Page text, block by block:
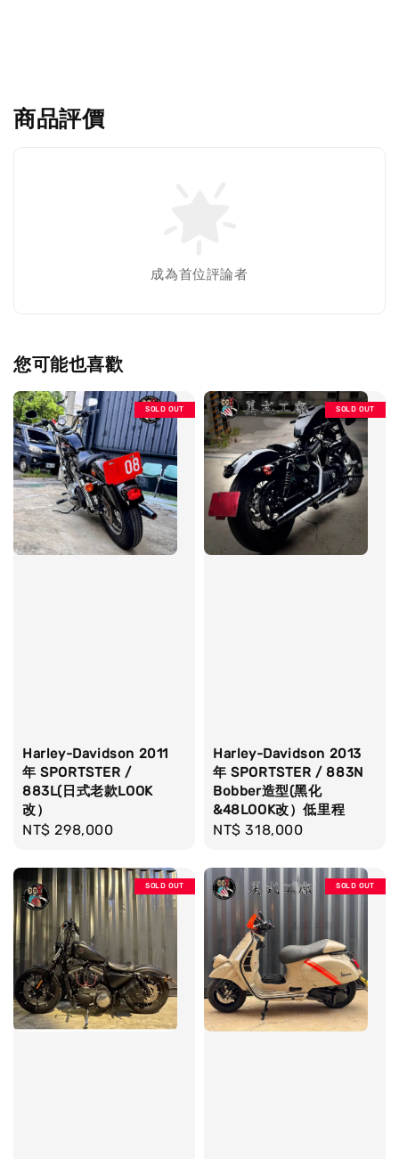
商品評價
成為首位評論者
您可能也喜歡
SOLD OUT
Harley-Davidson 2011
年 SPORTSTER /
883L(日式老款LOOK
改）
Regular
NT$ 298,000
SOLD OUT
Harley-Davidson 2013
年 SPORTSTER / 883N
Bobber造型(黑化
&48LOOK改）低里程
Regular
NT$ 318,000
SOLD OUT SOLD OUT